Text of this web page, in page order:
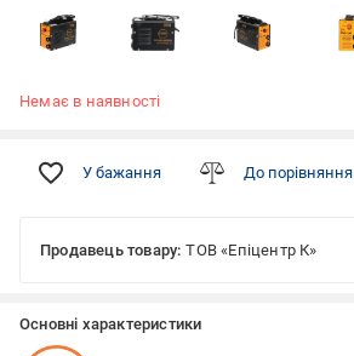
Немає в наявності
У бажання До порівняння
Продавець товару: ТОВ «Епіцентр К»
Основні характеристики